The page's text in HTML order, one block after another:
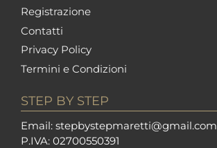
Registrazione
Contatti
Privacy Policy
Termini e Condizioni
STEP BY STEP
Email: stepbystepmaretti@gmail.com
P.IVA: 02700550391